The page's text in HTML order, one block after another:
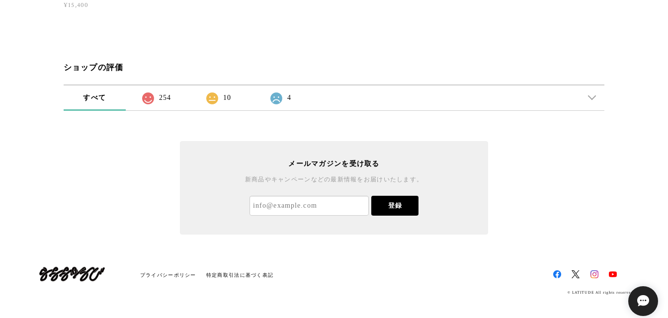
¥15,400
ショップの評価
すべて 254 10 4
メールマガジンを受け取る
新商品やキャンペーンなどの最新情報をお届けいたします。
登録
プライバシーポリシー 特定商取引法に基づく表記
© LATITUDE All rights reserved.